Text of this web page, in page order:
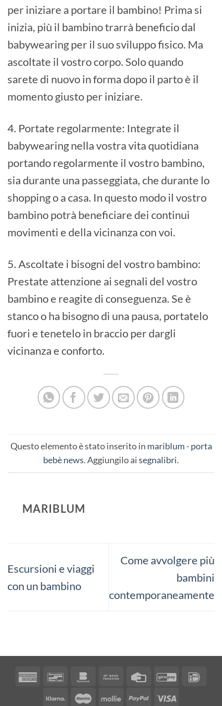
per iniziare a portare il bambino! Prima si
inizia, più il bambino trarrà beneficio dal
babywearing per il suo sviluppo fisico. Ma
ascoltate il vostro corpo. Solo quando
sarete di nuovo in forma dopo il parto è il
momento giusto per iniziare.
4. Portate regolarmente: Integrate il
babywearing nella vostra vita quotidiana
portando regolarmente il vostro bambino,
sia durante una passeggiata, che durante lo
shopping o a casa. In questo modo il vostro
bambino potrà beneficiare dei continui
movimenti e della vicinanza con voi.
5. Ascoltate i bisogni del vostro bambino:
Prestate attenzione ai segnali del vostro
bambino e reagite di conseguenza. Se è
stanco o ha bisogno di una pausa, portatelo
fuori e tenetelo in braccio per dargli
vicinanza e conforto.
Questo elemento è stato inserito in mariblum - porta
bebè news. Aggiungilo aisegnalibri.
MARIBLUM
Escursioni e viaggi
con un bambino
Come avvolgere più
bambini
contemporaneamente
AmericanBancontactBankomat
Bank
CreditGiroPay
Klarna MaestroMolliePayPal